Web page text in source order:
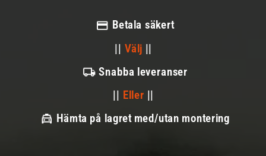
Betala säkert
|| Välj ||
Snabba leveranser
|| Eller ||
Hämta på lagret med/utan montering